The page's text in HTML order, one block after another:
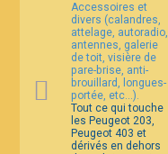
Accessoires et
divers (calandres,
attelage, autoradio,
antennes, galerie
de toit, visière de
pare-brise, anti-
brouillard, longues-
portée, etc...).
Tout ce qui touche
les Peugeot 203,
Peugeot 403 et
dérivés en dehors